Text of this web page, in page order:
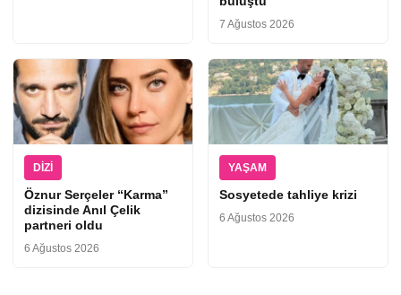
7 Ağustos 2026
DIZI
Öznur Serçeler “Karma”
dizisinde Anıl Çelik
partneri oldu
6 Ağustos 2026
YAŞAM
Sosyetede tahliye krizi
6 Ağustos 2026